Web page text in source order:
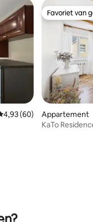
beoordeling
4,93 (60)
Favoriet van
Favoriet van
Appartement
KaTo